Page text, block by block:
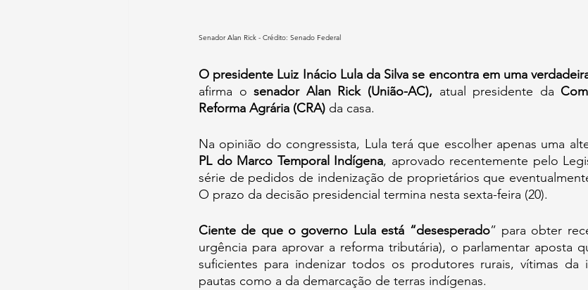
Senador Alan Rick - Crédito: Senado Federal
O presidente Luiz Inácio Lula da Silva se encontra em uma
afirma o senador Alan Rick (União-AC), atual presidente da
Reforma Agrária (CRA) da casa.
PL do Marco Temporal Indígena, aprovado recentemente pelo
série de pedidos de indenização de proprietários que
O prazo da decisão presidencial termina nesta sexta-feira (20).
Ciente de que o governo Lula está “desesperado” para obter
urgência para aprovar a reforma tributária), o parlamentar aposta
suficientes para indenizar todos os produtores rurais, vítimas da
pautas como a da demarcação de terras indígenas.